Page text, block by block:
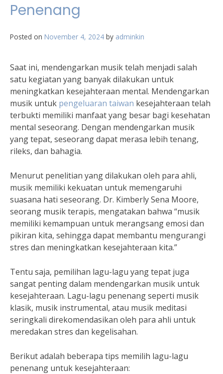
Penenang
Posted on November 4, 2024 by adminkin
Saat ini, mendengarkan musik telah menjadi salah
satu kegiatan yang banyak dilakukan untuk
meningkatkan kesejahteraan mental. Mendengarkan
musik untuk pengeluaran taiwan kesejahteraan telah
terbukti memiliki manfaat yang besar bagi kesehatan
mental seseorang. Dengan mendengarkan musik
yang tepat, seseorang dapat merasa lebih tenang,
rileks, dan bahagia.
Menurut penelitian yang dilakukan oleh para ahli,
musik memiliki kekuatan untuk memengaruhi
suasana hati seseorang. Dr. Kimberly Sena Moore,
seorang musik terapis, mengatakan bahwa “musik
memiliki kemampuan untuk merangsang emosi dan
pikiran kita, sehingga dapat membantu mengurangi
stres dan meningkatkan kesejahteraan kita.”
Tentu saja, pemilihan lagu-lagu yang tepat juga
sangat penting dalam mendengarkan musik untuk
kesejahteraan. Lagu-lagu penenang seperti musik
klasik, musik instrumental, atau musik meditasi
seringkali direkomendasikan oleh para ahli untuk
meredakan stres dan kegelisahan.
Berikut adalah beberapa tips memilih lagu-lagu
penenang untuk kesejahteraan: